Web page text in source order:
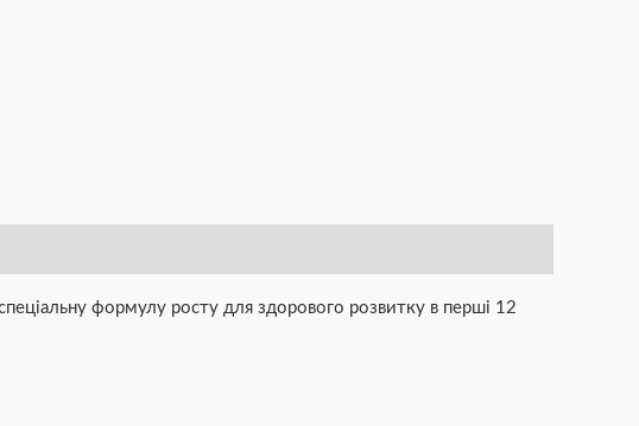
формулу росту для здорового розвитку в перші 12